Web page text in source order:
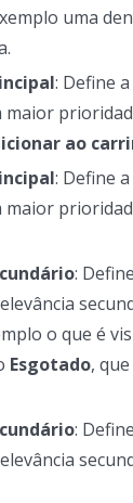
uma
: Define
maior
ao
: Define
maior
:
o que é
Esgotado,
: